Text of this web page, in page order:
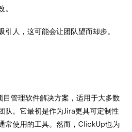
。
引人，这可能会让团队望而却步。
管理软件解决方案，适用于大多数
队。它最初是作为Jira更具可定制性
常使用的工具。然而，ClickUp也为